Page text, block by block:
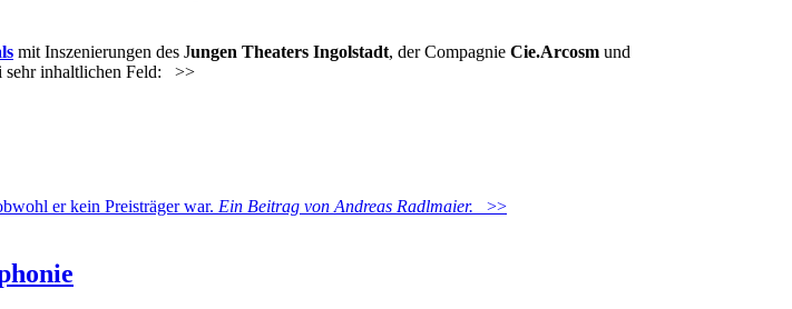
mit Inszenierungen des Jungen Theaters Ingolstadt, der Compagnie Cie.Arcosm und
sehr inhaltlichen Feld: >>
er kein Preisträger war. Ein Beitrag von Andreas Radlmaier. >>